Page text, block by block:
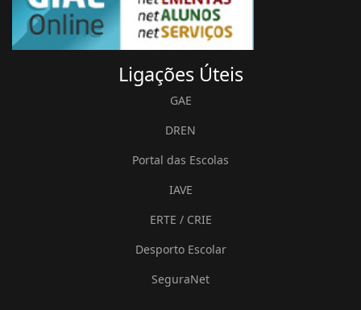
LigaçõesÚteis
GAE
DREN
Portal das Escolas
IAVE
ERTE / CRIE
Desporto Escolar
SeguraNet